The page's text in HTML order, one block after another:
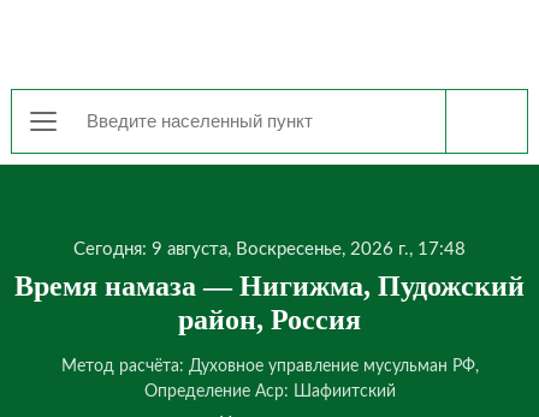
Сегодня: 9 августа, Воскресенье, 2026 г., 17:48
Время намаза — Нигижма, Пудожский
район, Россия
Метод расчёта: Духовное управление мусульман РФ,
Определение Аср: Шафиитский